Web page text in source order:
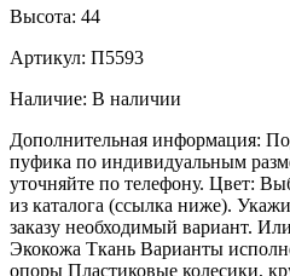
Высота: 44
Артикул: П5593
Наличие: В наличии
Дополнительная информация:
пуфика по индивидуальным
уточняйте по телефону. Цвет:
из каталога (ссылка ниже).
заказу необходимый вариант.
Экокожа Ткань Варианты
опоры Пластиковые колесики,